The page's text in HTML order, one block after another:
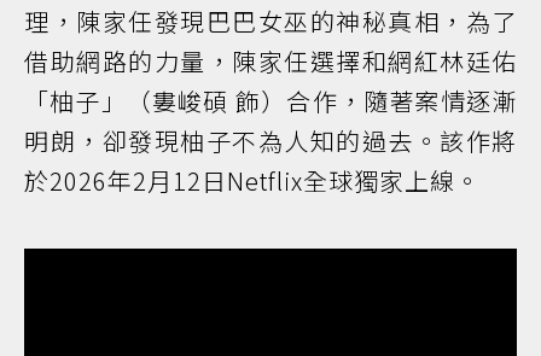
理，陳家任發現巴巴女巫的神秘真相，為了
借助網路的力量，陳家任選擇和網紅林廷佑
「柚子」（婁峻碩 飾）合作，隨著案情逐漸
明朗，卻發現柚子不為人知的過去。該作將
於2026年2月12日Netflix全球獨家上線。